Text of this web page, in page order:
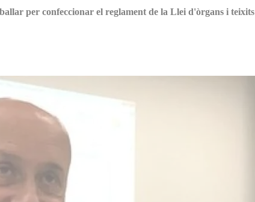
per confeccionar el reglament de la Llei d'òrgans i teixits